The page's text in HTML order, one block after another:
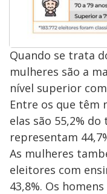
Quando se trata
mulheres são a
nível superior
Entre os que têm
elas são 55,2%
representam
As mulheres
eleitores com
43,8%. Os